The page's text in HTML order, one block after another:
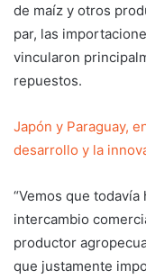
de maíz y otros
par, las
vincularon
repuestos.
Japón y Paraguay,
desarrollo y la
“Vemos que
intercambio
productor
que justamente